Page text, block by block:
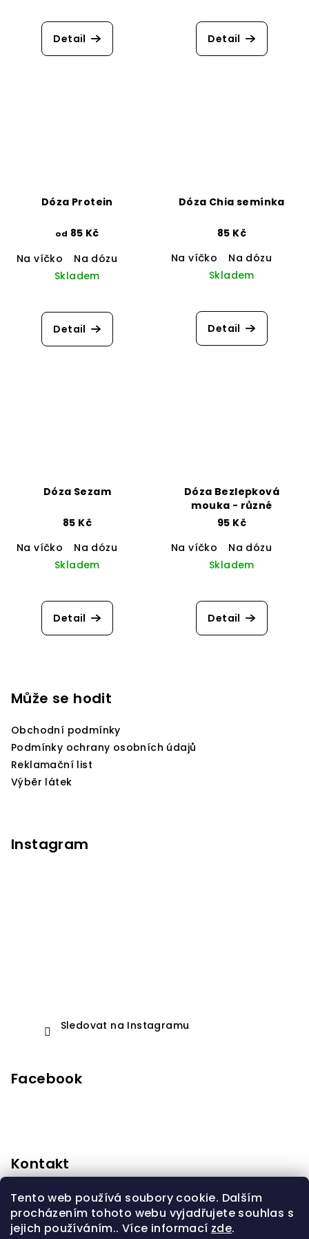
Tento web používá soubory cookie. Dalším
procházením tohoto webu vyjadřujete souhlas s
jejich používáním.. Více informací zde.
Detail
hodnocení
produktu
Detail
Dóza Protein
od 85 Kč
Na víčko
Na dózu
Skladem
Detail
Dóza Chia semínka
85 Kč
Na víčko
Na dózu
Skladem
Detail
Dóza Sezam
85 Kč
Na víčko
Na dózu
Skladem
Detail
Dóza Bezlepková
mouka - různé
95 Kč
Na víčko
Na dózu
Skladem
Detail
Může se hodit
Obchodní podmínky
Podmínky ochrany osobních údajů
Reklamační list
Výběr látek
Instagram
Sledovat na Instagramu
Facebook
Kontakt
anidorprodeti@ seznam.cz
+420603310232